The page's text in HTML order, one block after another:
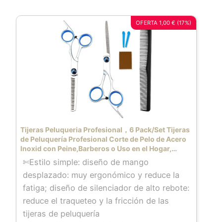
OFERTA 1,00 € (17%)
Tijeras Peluqueria Profesional，6 Pack/Set Tijeras
de Peluquería Profesional Corte de Pelo de Acero
Inoxid con Peine,Barberos o Uso en el Hogar,
Ligero y Agudo
✄Estilo simple: diseño de mango
desplazado: muy ergonómico y reduce la
fatiga; diseño de silenciador de alto rebote:
reduce el traqueteo y la fricción de las
tijeras de peluquería